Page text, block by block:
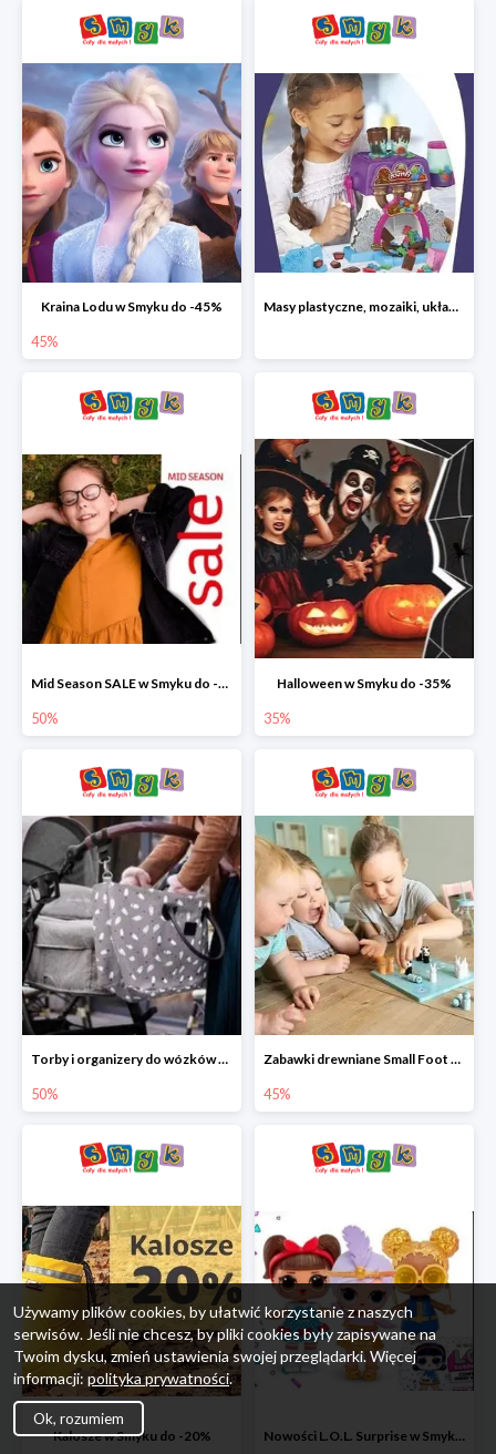
Kraina Lodu w Smyku do -45%
45%
Masy plastyczne, mozaiki, układanki do -45%
Mid Season SALE w Smyku do -50%
50%
Halloween w Smyku do -35%
35%
Torby i organizery do wózków w Smyku do -50%
50%
Zabawki drewniane Small Foot do -45%
45%
Kalosze w Smyku do -20% Nowości L.O.L. Surprise w Smyku do -45%
Używamy plików cookies, by ułatwić korzystanie z naszych
serwisów. Jeśli nie chcesz, by pliki cookies były zapisywane na
Twoim dysku, zmień ustawienia swojej przeglądarki. Więcej
informacji: polityka prywatności.
Ok, rozumiem